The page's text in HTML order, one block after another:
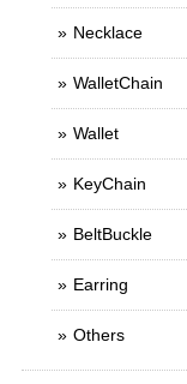
Necklace
WalletChain
Wallet
KeyChain
BeltBuckle
Earring
Others